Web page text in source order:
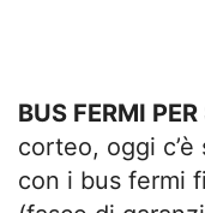
BUS FERMI
corteo, oggi
con i bus fermi